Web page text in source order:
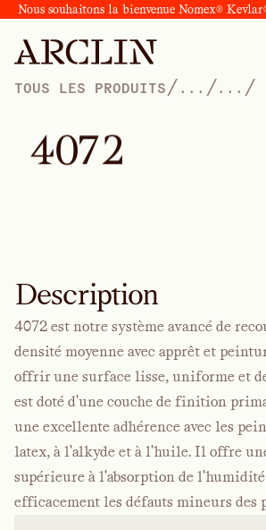
Nous souhaitons la bienvenue Nomex®
TOUS LES PRODUITS / ... /... /
4072
Description
4072 est notre système avancé de
densité moyenne avec apprêt et
offrir une surface lisse, uniforme et
est doté d'une couche de finition
une excellente adhérence avec les
latex, à l'alkyde et à l'huile. Il offre
supérieure à l'absorption de
efficacement les défauts mineurs des